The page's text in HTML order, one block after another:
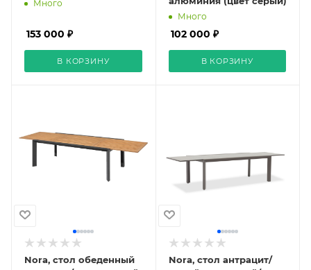
Много
153 000 ₽
В КОРЗИНУ
Много
102 000 ₽
В КОРЗИНУ
Nora, стол обеденный
Nora, стол антрацит/